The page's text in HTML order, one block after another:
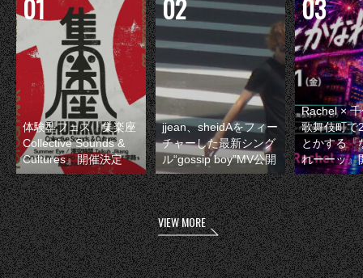
体験型フェス『集楽座
Collective Sounds &
Cultures』開催決定
jjean、sheidAをフィー
チャーした最新シング
ル“gossip boy”MV公開
Rachel ×
歌舞伎町で
とかする『
れーーッ』
VIEW MORE